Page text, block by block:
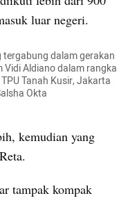
luar negeri.
tergabung dalam gerakan
Vidi Aldiano dalam rangka
Tanah Kusir, Jakarta
Okta
kemudian yang
tampak kompak